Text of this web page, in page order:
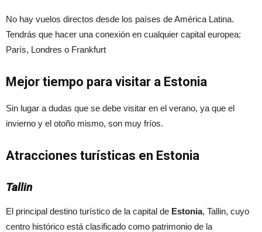
No hay vuelos directos desde los países de América Latina.
Tendrás que hacer una conexión en cualquier capital europea:
París, Londres o Frankfurt
Mejor tiempo para visitar a Estonia
Sin lugar a dudas que se debe visitar en el verano, ya que el
invierno y el otoño mismo, son muy fríos.
Atracciones turísticas en Estonia
Tallin
El principal destino turístico de la capital de Estonia, Tallin, cuyo
centro histórico está clasificado como patrimonio de la